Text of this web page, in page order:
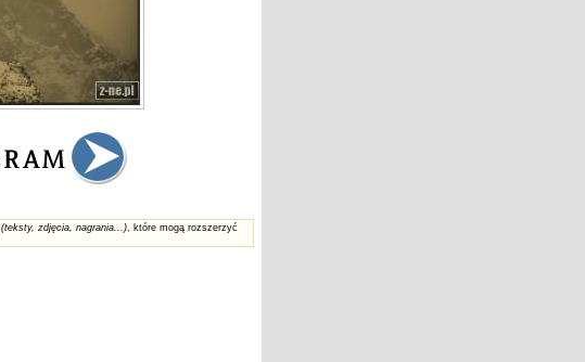
(teksty, zdjęcia, nagrania...), które mogą rozszerzyć